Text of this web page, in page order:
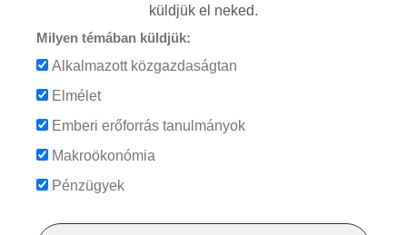
küldjük el neked.
Milyen témában küldjük:
Alkalmazott közgazdaságtan
Elmélet
Emberi erőforrás tanulmányok
Makroökonómia
Pénzügyek